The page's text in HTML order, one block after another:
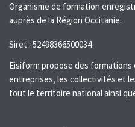
Organisme de formation
auprès de la Région Occitanie.
Siret : 52498366500034
Eisiform propose des
entreprises, les collectivités et
tout le territoire national ainsi